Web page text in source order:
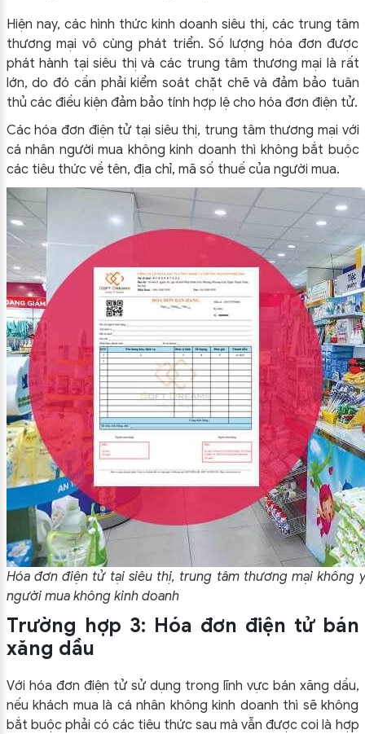
Hiện nay, các hình thức kinh doanh siêu thị, các trung tâm
thương mại vô cùng phát triển. Số lượng hóa đơn được
phát hành tại siêu thị và các trung tâm thương mại là rất
lớn, do đó cần phải kiểm soát chặt chẽ và đảm bảo tuân
thủ các điều kiện đảm bảo tính hợp lệ cho hóa đơn điện tử.
Các hóa đơn điện tử tại siêu thị, trung tâm thương mại với
cá nhân người mua không kinh doanh thì không bắt buộc
các tiêu thức về tên, địa chỉ, mã số thuế của người mua.
Hóa đơn điện tử tại siêu thị, trung tâm thương mại không
người mua không kinh doanh
Trường hợp 3: Hóa đơn điện tử bán
xăng dầu
Với hóa đơn điện tử sử dụng trong lĩnh vực bán xăng dầu,
nếu khách mua là cá nhân không kinh doanh thì sẽ không
bắt buộc phải có các tiêu thức sau mà vẫn được coi là hợp